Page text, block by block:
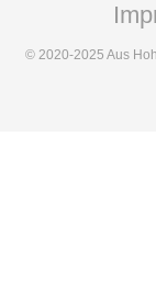
© 2020-2025 Aus